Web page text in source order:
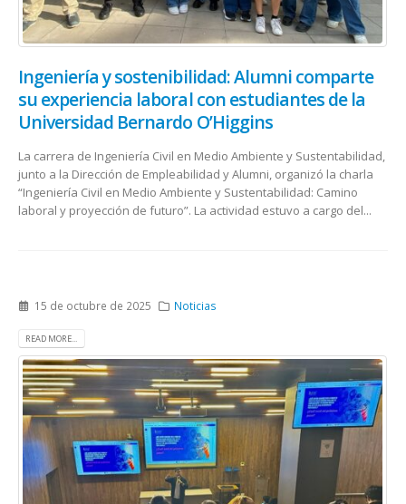
Ingeniería y sostenibilidad: Alumni comparte
su experiencia laboral con estudiantes de la
Universidad Bernardo O’Higgins
La carrera de Ingeniería Civil en Medio Ambiente y Sustentabilidad,
junto a la Dirección de Empleabilidad y Alumni, organizó la charla
“Ingeniería Civil en Medio Ambiente y Sustentabilidad: Camino
laboral y proyección de futuro”. La actividad estuvo a cargo del...
15 de octubre de 2025 Noticias
READ MORE...